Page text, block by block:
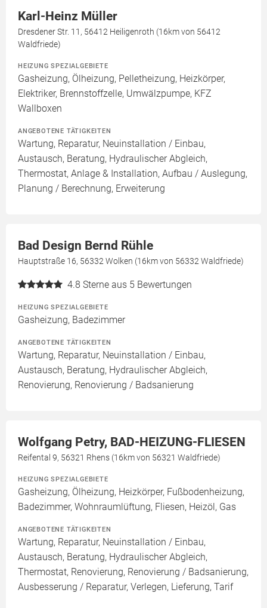
Karl-Heinz Müller
Dresdener Str. 11, 56412 Heiligenroth (16km von 56412
Waldfriede)
HEIZUNG SPEZIALGEBIETE
Gasheizung, Ölheizung, Pelletheizung, Heizkörper,
Elektriker, Brennstoffzelle, Umwälzpumpe, KFZ
Wallboxen
ANGEBOTENE TÄTIGKEITEN
Wartung, Reparatur, Neuinstallation / Einbau,
Austausch, Beratung, Hydraulischer Abgleich,
Thermostat, Anlage & Installation, Aufbau / Auslegung,
Planung / Berechnung, Erweiterung
Bad Design Bernd Rühle
Hauptstraße 16, 56332 Wolken (16km von 56332 Waldfriede)
4.8 Sterne aus 5 Bewertungen
HEIZUNG SPEZIALGEBIETE
Gasheizung, Badezimmer
ANGEBOTENE TÄTIGKEITEN
Wartung, Reparatur, Neuinstallation / Einbau,
Austausch, Beratung, Hydraulischer Abgleich,
Renovierung, Renovierung / Badsanierung
Wolfgang Petry, BAD-HEIZUNG-FLIESEN
Reifental 9, 56321 Rhens (16km von 56321 Waldfriede)
HEIZUNG SPEZIALGEBIETE
Gasheizung, Ölheizung, Heizkörper, Fußbodenheizung,
Badezimmer, Wohnraumlüftung, Fliesen, Heizöl, Gas
ANGEBOTENE TÄTIGKEITEN
Wartung, Reparatur, Neuinstallation / Einbau,
Austausch, Beratung, Hydraulischer Abgleich,
Thermostat, Renovierung, Renovierung / Badsanierung,
Ausbesserung / Reparatur, Verlegen, Lieferung, Tarif